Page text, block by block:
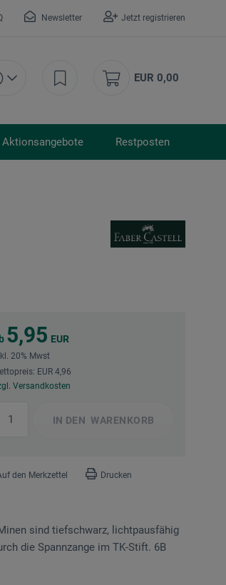
Newsletter Jetzt registrieren
EUR 0,00
Aktionsangebote Restposten
5,95 EUR
20% Mwst
EUR 4,96
Versandkosten
IN DEN WARENKORB
den Merkzettel Drucken
sind tiefschwarz, lichtpausfähig
die Spannzange im TK-Stift. 6B